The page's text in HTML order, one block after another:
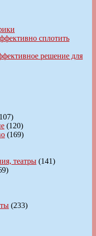
сплотить
решение для
(120)
(169)
театры (141)
(233)